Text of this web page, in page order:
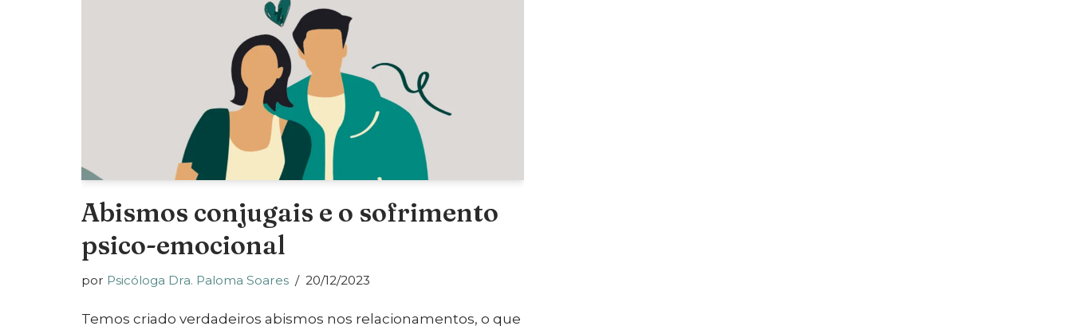
Abismos conjugais e o sofrimento
psico-emocional
por Psicóloga Dra. Paloma Soares 20/12/2023
Temos criado verdadeiros abismos nos relacionamentos, o que